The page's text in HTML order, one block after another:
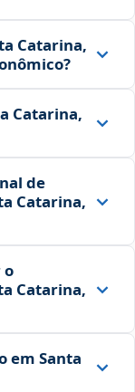
Catarina,
Catarina,
de
Catarina,
o
Catarina,
em Santa